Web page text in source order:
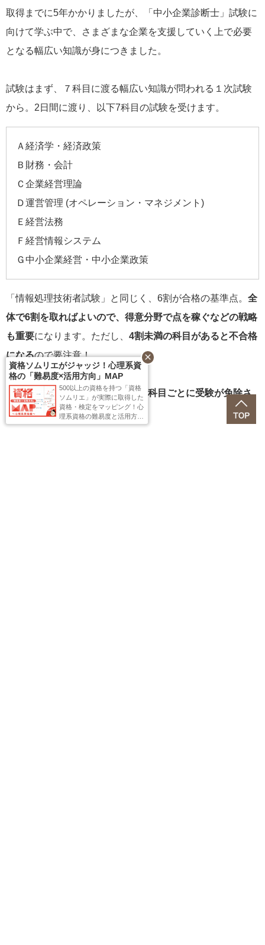
取得までに5年かかりましたが、「中小企業診断士」試験に
向けて学ぶ中で、さまざまな企業を支援していく上で必要
となる幅広い知識が身につきました。
試験はまず、７科目に渡る幅広い知識が問われる１次試験
から。2日間に渡り、以下7科目の試験を受けます。
Ａ経済学・経済政策
Ｂ財務・会計
Ｃ企業経営理論
Ｄ運営管理 (オペレーション・マネジメント)
Ｅ経営法務
Ｆ経営情報システム
Ｇ中小企業経営・中小企業政策
「情報処理技術者試験」と同じく、6割が合格の基準点。 全
体で6割を取ればよいので、得意分野で点を稼ぐなどの戦略
も重要になります。ただし、 4割未満の科目があると不合格
になるので要注意！
また、 一定の資格を持っていると科目ごとに受験が免除さ
れる仕組みもあります。
資格ソムリエがジャッジ！心理系資
格の「難易度×活用方向」MAP
500以上の資格を持つ「資格
ソムリエ」が実際に取得した
資格・検定をマッピング！心
理系資格の難易度と活用方向
が一目で分かるMAPを作りま
close